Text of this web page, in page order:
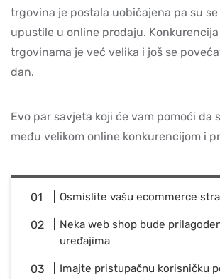
trgovina je postala uobičajena pa su
upustile u online prodaju.
trgovinama je već velika i još se
dan.
Evo par savjeta koji će vam pomoći da
među velikom online konkurencijom i
Osmislite vašu ecommerce
Neka web shop bude
uređajima
Imajte pristupačnu korisničku